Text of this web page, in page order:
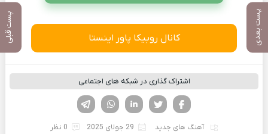
پست بعدی پست قبلی کانال روبیکا پاور اینستا
اشتراک گذاری در شبکه های اجتماعی
لینکدین تویتر
فیسوک
آهنگ های جدید 29 جولای 2025 0 نظر